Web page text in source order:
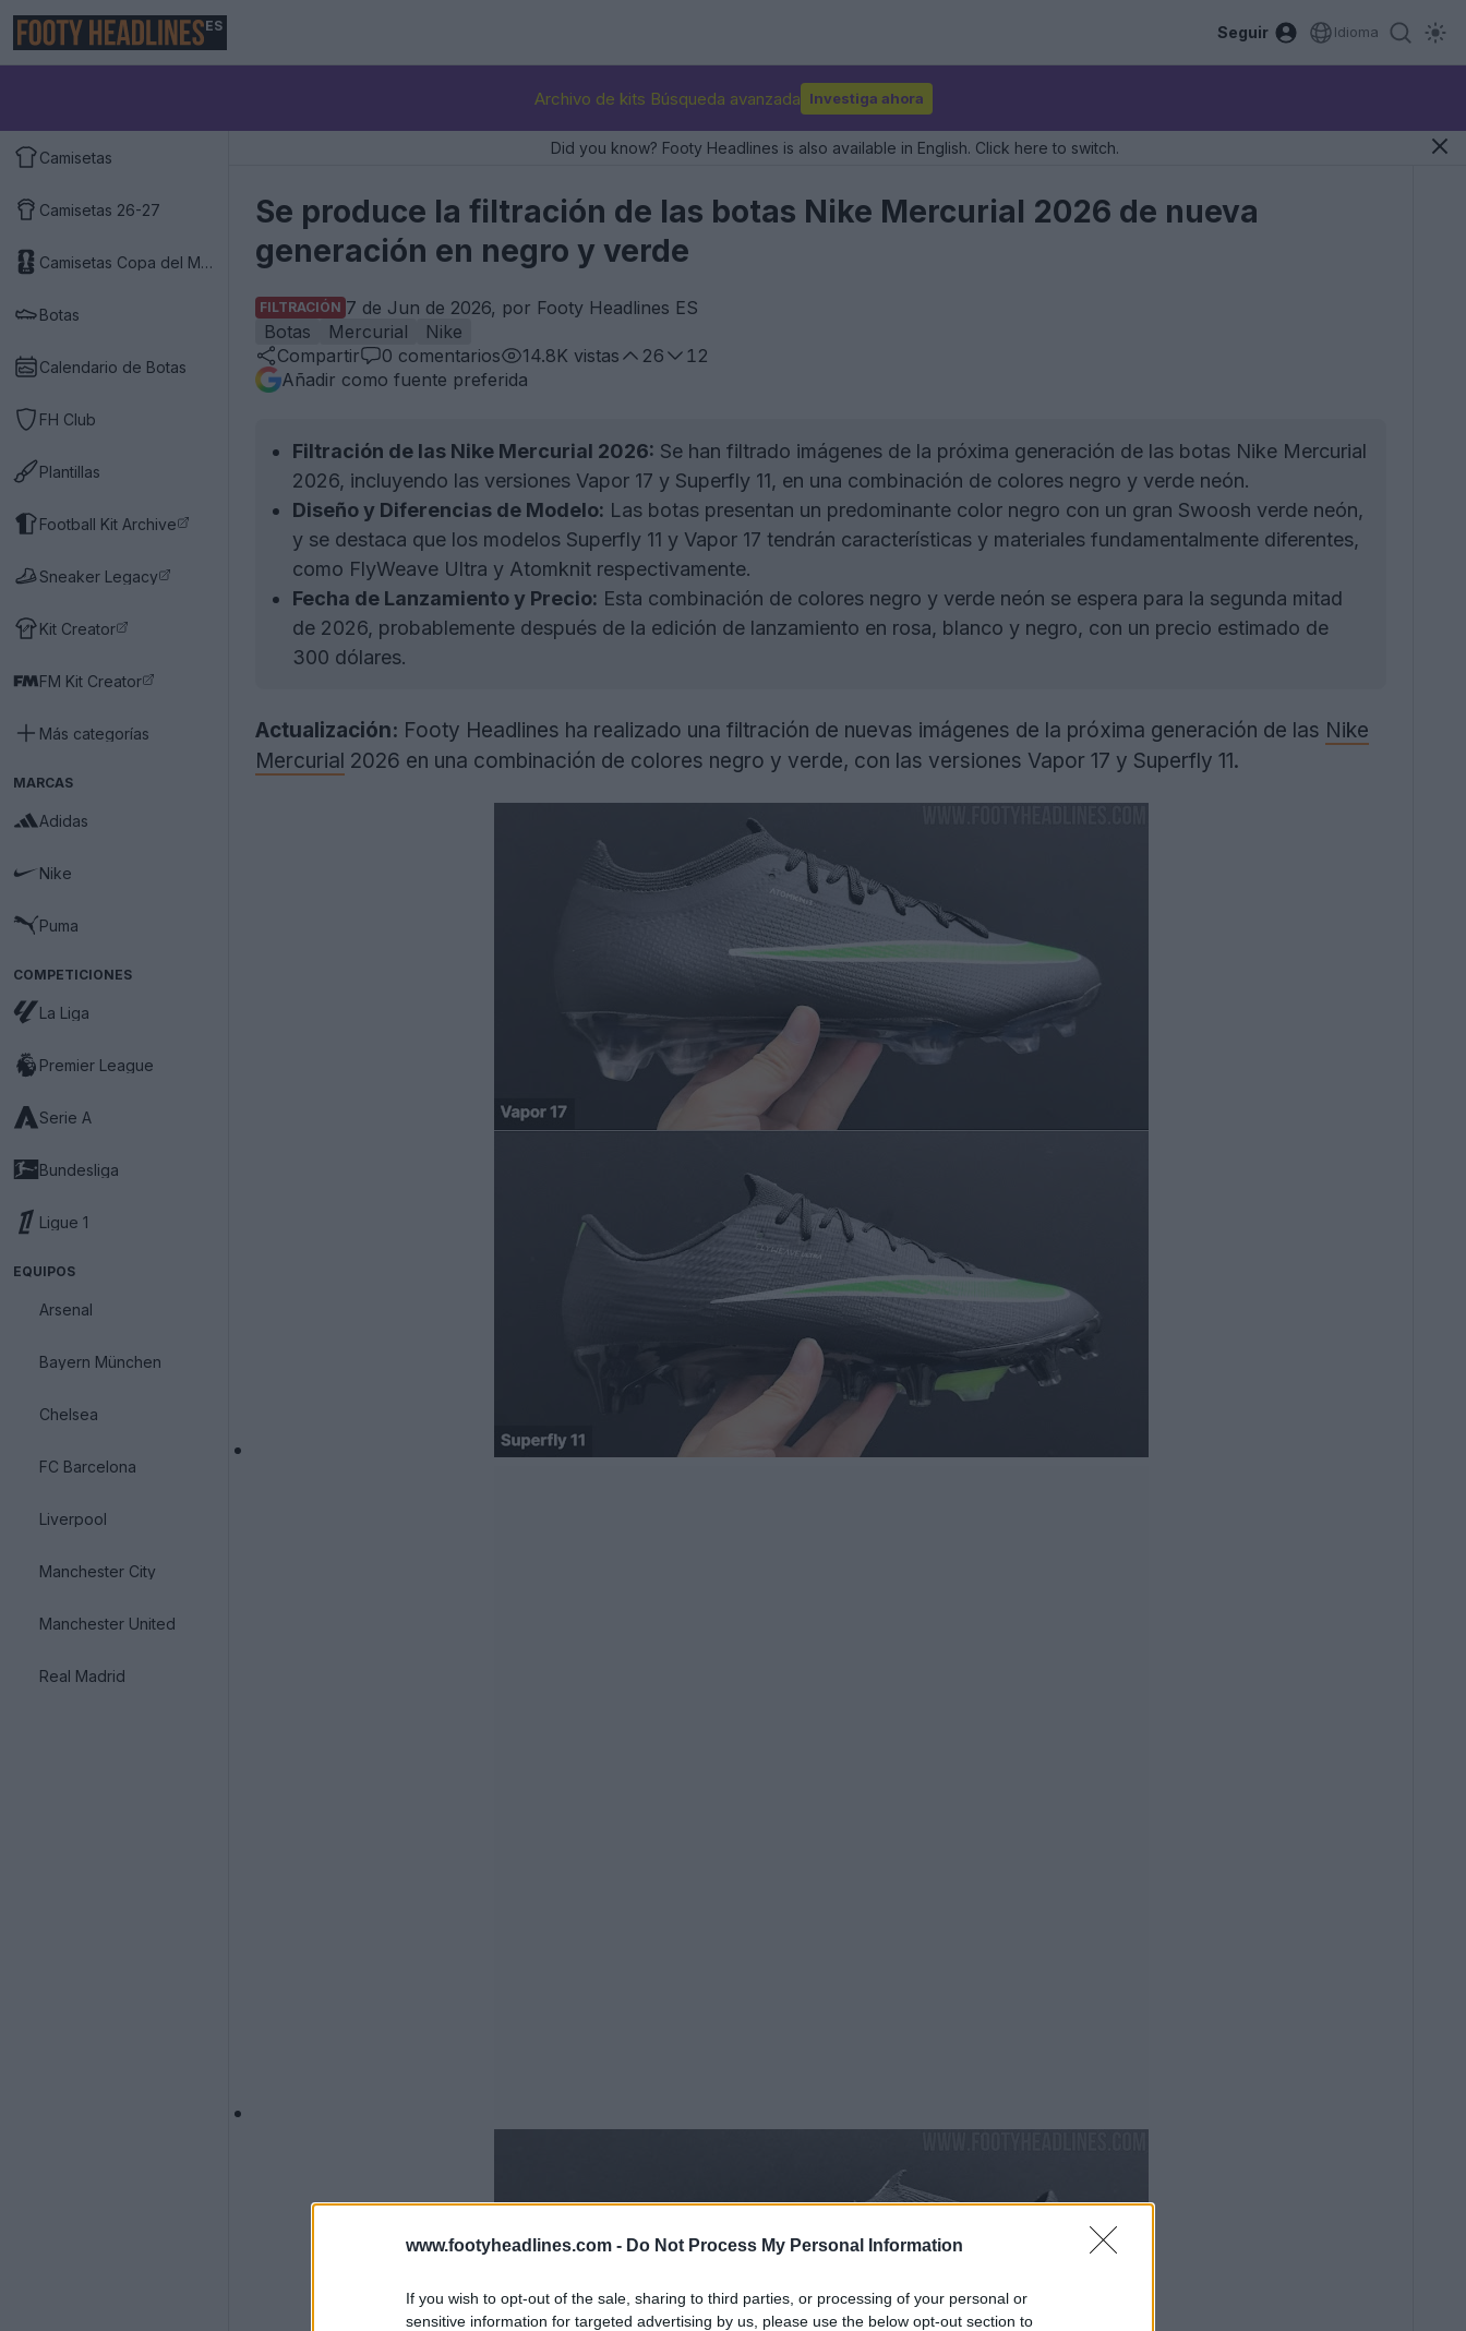
www.footyheadlines.com - Do Not Process My Personal Information
If you wish to opt-out of the sale, sharing to third parties, or processing of your personal or
sensitive information for targeted advertising by us, please use the below opt-out section to
ES Seguir Idioma
Archivo de kits Búsqueda avanzada Investiga ahora
Camisetas
Camisetas 26-27
Camisetas Copa del Mundo 2026
Botas
Calendario de Botas
FH Club
Plantillas
Football Kit Archive
Sneaker Legacy
Kit Creator
FM Kit Creator
Más categorías
MARCAS
Adidas
Nike
Puma
COMPETICIONES
La Liga
Premier League
Serie A
Bundesliga
Ligue 1
EQUIPOS
Arsenal
Bayern München
Chelsea
FC Barcelona
Liverpool
Manchester City
Manchester United
Real Madrid
Did you know? Footy Headlines is also available in English. Click here to switch.
Se produce la filtración de las botas Nike Mercurial 2026 de nueva
generación en negro y verde
FILTRACIÓN 7 de Jun de 2026, por Footy Headlines ES
Botas
Mercurial
Nike
Compartir
0 comentarios 14.8K vistas 26
12
Añadir como fuente preferida
Filtración de las Nike Mercurial 2026: Se han filtrado imágenes de la próxima generación de las botas Nike Mercurial
2026, incluyendo las versiones Vapor 17 y Superfly 11, en una combinación de colores negro y verde neón.
Diseño y Diferencias de Modelo: Las botas presentan un predominante color negro con un gran Swoosh verde neón,
y se destaca que los modelos Superfly 11 y Vapor 17 tendrán características y materiales fundamentalmente diferentes,
como FlyWeave Ultra y Atomknit respectivamente.
Fecha de Lanzamiento y Precio: Esta combinación de colores negro y verde neón se espera para la segunda mitad
de 2026, probablemente después de la edición de lanzamiento en rosa, blanco y negro, con un precio estimado de
300 dólares.
Actualización: Footy Headlines ha realizado una filtración de nuevas imágenes de la próxima generación de las Nike
Mercurial 2026 en una combinación de colores negro y verde, con las versiones Vapor 17 y Superfly 11.